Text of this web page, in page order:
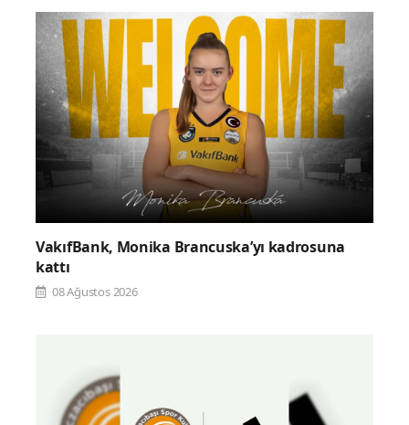
VakıfBank, Monika Brancuska’yı kadrosuna
kattı
08 Ağustos 2026